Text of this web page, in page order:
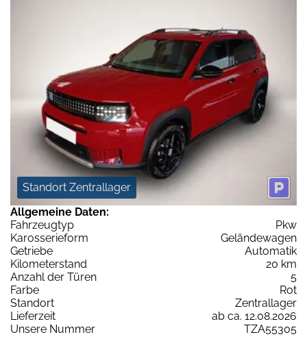
Standort Zentrallager
Allgemeine Daten:
Fahrzeugtyp
Pkw
Karosserieform
Geländewagen
Getriebe
Automatik
Kilometerstand
20 km
Anzahl der Türen
5
Farbe
Rot
Standort
Zentrallager
Lieferzeit
ab ca. 12.08.2026
Unsere Nummer
TZA55305